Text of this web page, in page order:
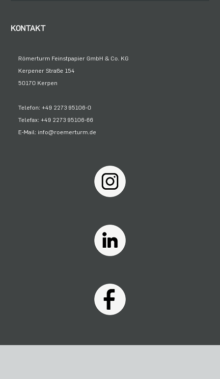
KONTAKT
Römerturm Feinstpapier GmbH & Co. KG
Kerpener Straße 154
50170 Kerpen
Telefon: +49 2273 95106-0
Telefax: +49 2273 95106-66
E-Mail: info@roemerturm.de